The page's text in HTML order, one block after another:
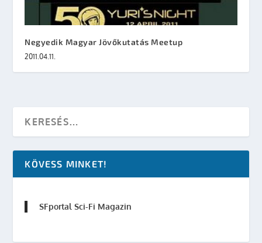
Negyedik Magyar Jövőkutatás Meetup
2011.04.11.
KÖVESS MINKET!
SFportal Sci-Fi Magazin